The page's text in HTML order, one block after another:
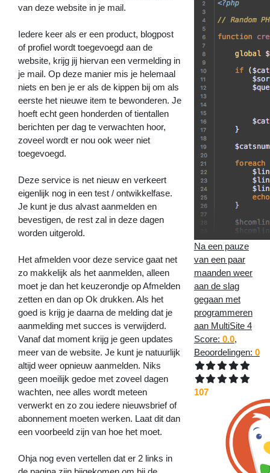
van deze website in je mail.
Iedere keer als er een product, blogpost
of profiel wordt toegevoegd aan de
website, krijg jij hiervan een vermelding in
je mail. Op deze manier mis je helemaal
niets en ben je er als de kippen bij om als
eerste het nieuwe item te bewonderen. Je
hoeft echt geen honderden of tientallen
berichten per dag te verwachten hoor,
zoveel wordt er nou ook weer niet
toegevoegd.
Deze service is net nieuw en verkeert
eigenlijk nog in een test / ontwikkelfase.
Je kunt je dus alvast aanmelden en
bevestigen, de rest zal in deze dagen
worden uitgerold.
Het afmelden voor deze service gaat net
zo makkelijk als het aanmelden, alleen
moet je dan het keuzerondje op Afmelden
zetten en dan op Ok drukken. Als het
goed is krijg je daarna de melding dat je
aanmelding met succes is verwijderd.
Vanaf dat moment krijg je geen updates
meer van de website. Je kunt je natuurlijk
altijd weer opnieuw aanmelden. Niks
geen moeilijk gedoe met zoveel dagen
wachten, nee alles wordt meteen
verwerkt en zo zou iedere nieuwsbrief of
abonnement moeten werken. Laat dit dan
een voorbeeld zijn van hoe het moet.
Ohja nog even vertellen dat er 2 links in
Na een pauze
van een paar
maanden weer
aan de slag
gegaan met
programmeren
aan MultiSite 4
Score: 0.0,
Beoordelingen: 0
107